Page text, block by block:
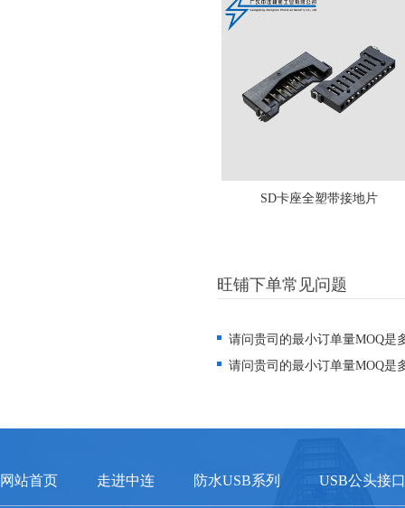
SD卡座全塑带接地片
旺铺下单常见问题
请问贵司的最小订单量MOQ是
请问贵司的最小订单量MOQ是
网站首页 走进中连 防水USB系列 USB公头接口